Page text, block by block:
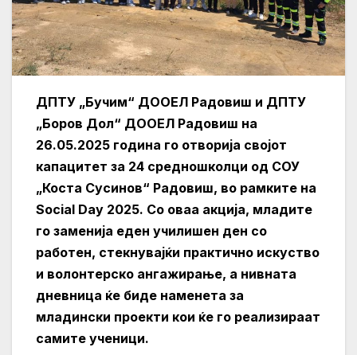
ДПТУ „Бучим“ ДООЕЛ Радовиш и ДПТУ
„Боров Дол“ ДООЕЛ Радовиш на
26.05.2025 година го отворија својот
капацитет за 24 средношколци од СОУ
„Коста Сусинов“ Радовиш, во рамките на
Social Day 2025. Со оваа акција, младите
го заменија еден училишен ден со
работен, стекнувајќи практично искуство
и волонтерско ангажирање, а нивната
дневница ќе биде наменета за
младински проекти кои ќе го реализираат
самите ученици.